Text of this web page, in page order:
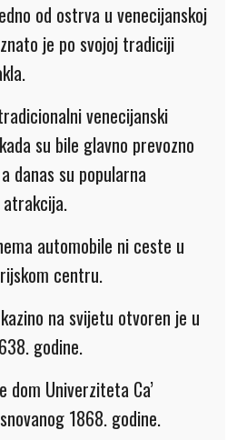
od ostrva u venecijanskoj
je po svojoj tradiciji
venecijanski
su bile glavno prevozno
danas su popularna
automobile ni ceste u
centru.
na svijetu otvoren je u
godine.
dom Univerziteta Ca’
1868. godine.